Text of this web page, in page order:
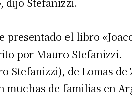
presentado el libro
por Mauro Stefanizzi.
Stefanizzi), de Lomas
muchas de familias en